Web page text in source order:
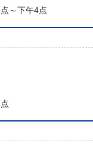
～下午4点